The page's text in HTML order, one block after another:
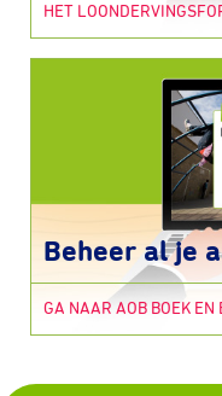
HET
Beheer al je
GA NAAR AOB BOEK EN